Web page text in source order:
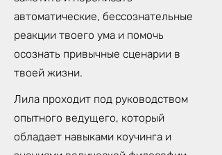
автоматические, бессознательные
реакции твоего ума и помочь
осознать привычные сценарии в
твоей жизни.
Лила проходит под руководством
опытного ведущего, который
обладает навыками коучинга и